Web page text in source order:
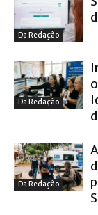
Da Redação
Da Redação
Da Redação